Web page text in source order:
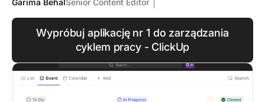
Garima BehalSenior Content Editor
Wypróbuj aplikację nr 1 do zarządzania
cyklem pracy - ClickUp